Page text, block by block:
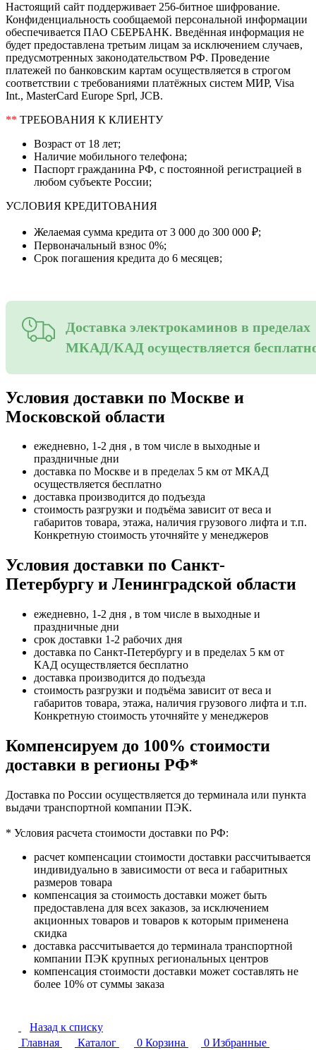
Настоящий сайт поддерживает 256-битное шифрование.
Конфиденциальность сообщаемой персональной информации
обеспечивается ПАО СБЕРБАНК. Введённая информация не
будет предоставлена третьим лицам за исключением случаев,
предусмотренных законодательством РФ. Проведение
платежей по банковским картам осуществляется в строгом
соответствии с требованиями платёжных систем МИР, Visa
Int., MasterCard Europe Sprl, JCB.
** ТРЕБОВАНИЯ К КЛИЕНТУ
Возраст от 18 лет;
Наличие мобильного телефона;
Паспорт гражданина РФ, с постоянной регистрацией в
любом субъекте России;
УСЛОВИЯ КРЕДИТОВАНИЯ
Желаемая сумма кредита от 3 000 до 300 000 ₽;
Первоначальный взнос 0%;
Срок погашения кредита до 6 месяцев;
Доставка электрокаминов в пределах
МКАД/КАД осуществляется
Условия доставки по Москве и
Московской области
ежедневно, 1-2 дня , в том числе в выходные и
праздничные дни
доставка по Москве и в пределах 5 км от МКАД
осуществляется бесплатно
доставка производится до подъезда
стоимость разгрузки и подъёма зависит от веса и
габаритов товара, этажа, наличия грузового лифта и т.п.
Конкретную стоимость уточняйте у менеджеров
Условия доставки по Санкт-
Петербургу и Ленинградской области
ежедневно, 1-2 дня , в том числе в выходные и
праздничные дни
срок доставки 1-2 рабочих дня
доставка по Санкт-Петербургу и в пределах 5 км от
КАД осуществляется бесплатно
доставка производится до подъезда
стоимость разгрузки и подъёма зависит от веса и
габаритов товара, этажа, наличия грузового лифта и т.п.
Конкретную стоимость уточняйте у менеджеров
Компенсируем до 100% стоимости
доставки в регионы РФ*
Доставка по России осуществляется до терминала или пункта
выдачи транспортной компании ПЭК.
* Условия расчета стоимости доставки по РФ:
расчет компенсации стоимости доставки рассчитывается
индивидуально в зависимости от веса и габаритных
размеров товара
компенсация за стоимость доставки может быть
предоставлена для всех заказов, за исключением
акционных товаров и товаров к которым применена
скидка
доставка рассчитывается до терминала транспортной
компании ПЭК крупных региональных центров
компенсация стоимости доставки может составлять не
более 10% от суммы заказа
Назад к списку
Главная
Каталог 0 Корзина 0 Избранные